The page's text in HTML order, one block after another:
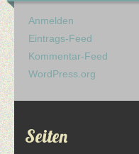
Anmelden
Eintrags-Feed
Kommentar-Feed
WordPress.org
Seiten